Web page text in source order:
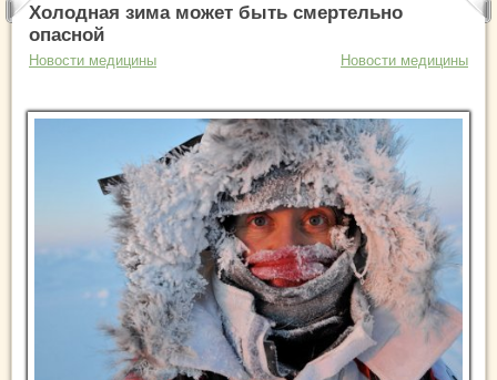
Холодная зима может быть смертельно
опасной
Новости медицины Новости медицины